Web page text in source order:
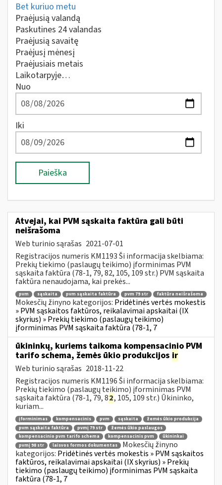
Bet kuriuo metu
Praėjusią valandą
Paskutines 24 valandas
Praėjusią savaitę
Praėjusį mėnesį
Praėjusiais metais
Laikotarpyje…
Nuo
Iki
Paieška
Atvejai, kai PVM sąskaita faktūra gali būti
neišrašoma
Web turinio sąrašas 2021-07-01
Registracijos numeris KM1193 Ši informacija skelbiama:
Prekių tiekimo (paslaugų teikimo) įforminimas PVM
sąskaita faktūra (78-1, 79, 82, 105, 109 str.) PVM sąskaita
faktūra nenaudojama, kai prekės...
pvm sąskaita pvm sąskaita faktūra pvm 79 str faktūra neišrašoma
Mokesčių žinyno kategorijos: Pridėtinės vertės mokestis
» PVM sąskaitos faktūros, reikalavimai apskaitai (IX
skyrius) » Prekių tiekimo (paslaugų teikimo)
įforminimas PVM sąskaita faktūra (78-1, 7
ūkininkų, kuriems taikoma kompensacinio PVM
tarifo schema, žemės ūkio produkcijos ir
Web turinio sąrašas 2018-11-22
Registracijos numeris KM1196 Ši informacija skelbiama:
Prekių tiekimo (paslaugų teikimo) įforminimas PVM
sąskaita faktūra (78-1, 79, 82, 105, 109 str.) Ūkininko,
kuriam...
įforminimas kompensacinis pvm sąskaita
žemės ūkio produkcija
pvm sąskaita faktūra
pvmį 79 str
žemės ūkio paslaugos
kompensacinio pvm tarifo schema
kompensacinis pvm
ūkininkai
pvmį 98 str
laisvos formos dokumentas
Mokesčių žinyno
kategorijos: Pridėtinės vertės mokestis » PVM sąskaitos
faktūros, reikalavimai apskaitai (IX skyrius) » Prekių
tiekimo (paslaugų teikimo) įforminimas PVM sąskaita
faktūra (78-1, 7